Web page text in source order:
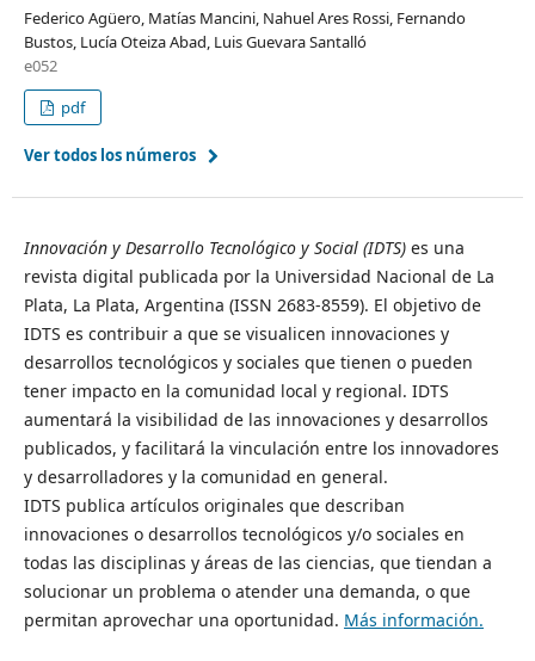
Federico Agüero, Matías Mancini, Nahuel Ares Rossi, Fernando
Bustos, Lucía Oteiza Abad, Luis Guevara Santalló
e052
pdf
Ver todos los números
Innovación y Desarrollo Tecnológico y Social (IDTS)es una
revista digital publicada por la Universidad Nacional de La
Plata, La Plata, Argentina (ISSN 2683-8559). El objetivo de
IDTS es contribuir a que se visualicen innovaciones y
desarrollos tecnológicos y sociales que tienen o pueden
tener impacto en la comunidad local y regional. IDTS
aumentará la visibilidad de las innovaciones y desarrollos
publicados, y facilitará la vinculación entre los innovadores
y desarrolladores y la comunidad en general.
IDTS publica artículos originales que describan
innovaciones o desarrollos tecnológicos y/o sociales en
todas las disciplinas y áreas de las ciencias, que tiendan a
solucionar un problema o atender una demanda, o que
permitan aprovechar una oportunidad. Más información.